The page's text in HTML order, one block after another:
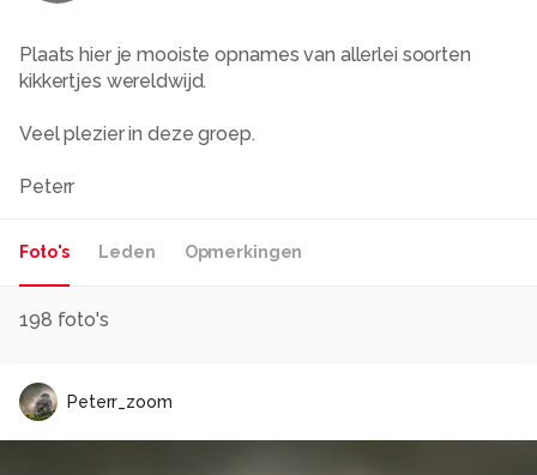
Plaats hier je mooiste opnames van allerlei soorten
kikkertjes wereldwijd.
Veel plezier in deze groep.
Peterr
Foto's Leden Opmerkingen
198 foto's
Peterr_zoom